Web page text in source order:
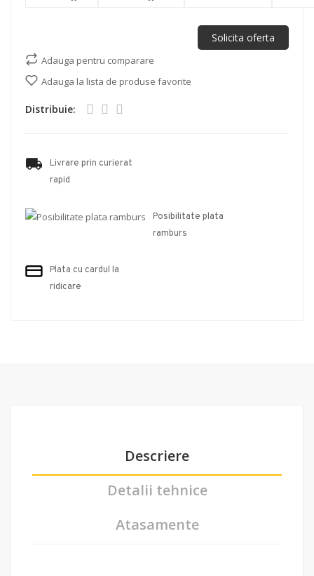
Solicita oferta
Adauga pentru comparare
Adauga la lista de produse favorite
Distribuie:
Livrare prin curierat
rapid
Posibilitate plata
ramburs
Plata cu cardul la
ridicare
Descriere
Detalii tehnice
Atasamente